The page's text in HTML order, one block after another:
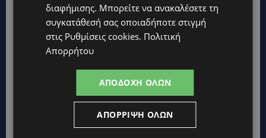
διαφήμισης. Μπορείτε να ανακαλέσετε τη
συγκατάθεσή σας οποιαδήποτε στιγμή
στις Ρυθμίσεις cookies. Πολιτική
Απορρήτου
ΑΠΟΔΟΧΉ ΌΛΩΝ
ΑΠΌΡΡΙΨΗ ΌΛΩΝ